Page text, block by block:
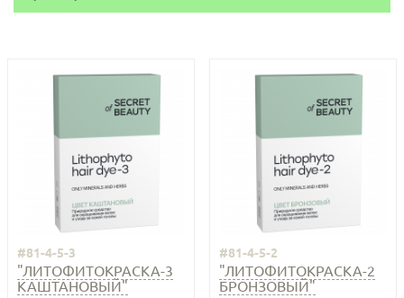
#81-4-5-3
"ЛИТОФИТОКРАСКА-3
КАШТАНОВЫЙ"
#81-4-5-2
"ЛИТОФИТОКРАСКА-2
БРОНЗОВЫЙ"